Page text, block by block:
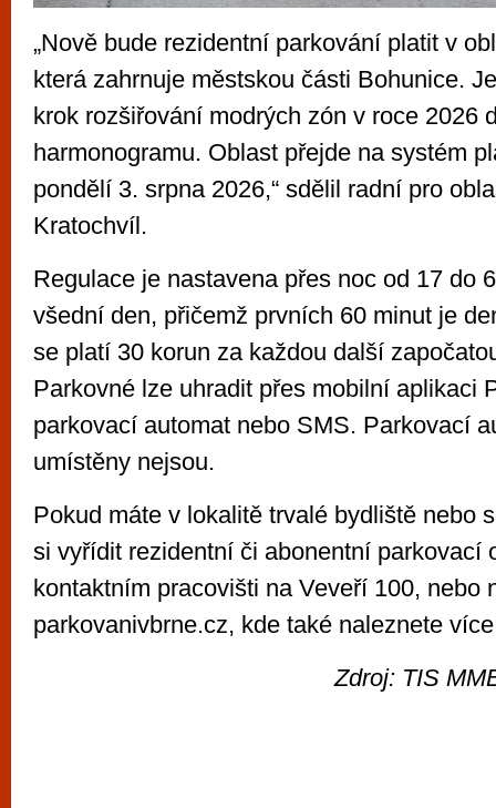
„Nově bude rezidentní parkování platit v
která zahrnuje městskou části Bohunice.
krok rozšiřování modrých zón v roce 2026
harmonogramu. Oblast přejde na systém
pondělí 3. srpna 2026,“ sdělil radní pro
Kratochvíl.
Regulace je nastavena přes noc od 17 do
všední den, přičemž prvních 60 minut je
se platí 30 korun za každou další
Parkovné lze uhradit přes mobilní aplikaci
parkovací automat nebo SMS. Parkovací
umístěny nejsou.
Pokud máte v lokalitě trvalé bydliště nebo
si vyřídit rezidentní či abonentní parkovací
kontaktním pracovišti na Veveří 100, nebo
parkovanivbrne.cz, kde také naleznete
Zdroj: TIS